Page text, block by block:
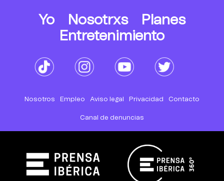
Yo Nosotrxs
Planes
Entretenimiento
Nosotros Empleo Aviso legal Privacidad Contacto
Canal de denuncias